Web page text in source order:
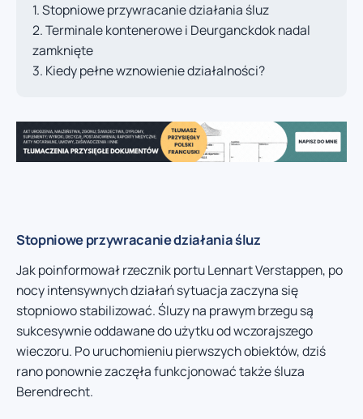
Stopniowe przywracanie działania śluz
Terminale kontenerowe i Deurganckdok nadal
zamknięte
Kiedy pełne wznowienie działalności?
Stopniowe przywracanie działania śluz
Jak poinformował rzecznik portu Lennart Verstappen, po
nocy intensywnych działań sytuacja zaczyna się
stopniowo stabilizować. Śluzy na prawym brzegu są
sukcesywnie oddawane do użytku od wczorajszego
wieczoru. Po uruchomieniu pierwszych obiektów, dziś
rano ponownie zaczęła funkcjonować także śluza
Berendrecht.